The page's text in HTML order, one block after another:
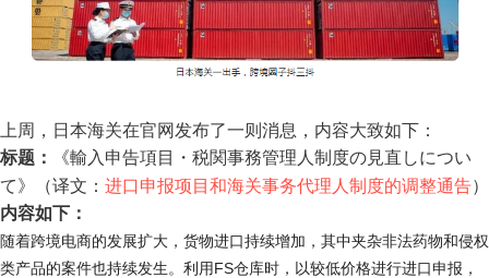
上周，日本海关在官网发布了一则消息，内容大致如下：
标题：
《輸入申告項目・税関事務管理人制度の見直しについ
て》（译文： 进口申报项目和海关事务代理人制度的调整通告）
内容如下：
随着跨境电商的发展扩大，货物进口持续增加，其中夹杂非法药物和侵权
类产品的案件也持续发生。利用FS仓库时 ，以较低价格进行进口申报，